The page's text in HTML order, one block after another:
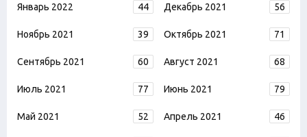
Январь 2022 44 Декабрь 2021 56
Ноябрь 2021 39 Октябрь 2021 71
Сентябрь 2021 60 Август 2021 68
Июль 2021 77 Июнь 2021 79
Май 2021 52 Апрель 2021 46